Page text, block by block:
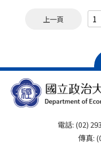
上一頁
電話: (02)
傳真: